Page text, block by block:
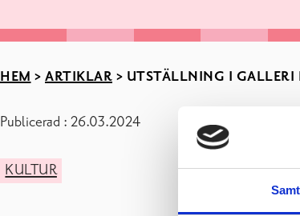
HEM > ARTIKLAR > UTSTÄLLNING I GALLERI
Publicerad : 26.03.2024
KULTUR